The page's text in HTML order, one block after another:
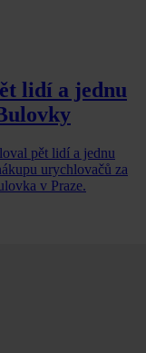
lidí a jednu
pět lidí a jednu
urychlovačů za
v Praze.